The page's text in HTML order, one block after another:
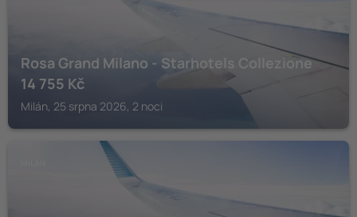
Rosa Grand Milano - Starhotels Collezione
14 755 Kč
Milán, 25 srpna 2026, 2 noci